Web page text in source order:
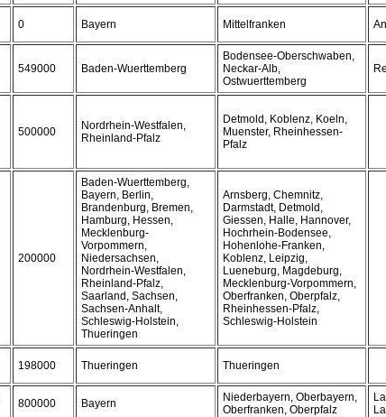
0 Bayern Mittelfranken
549000 Baden-Wuerttemberg
Bodensee-Oberschwaben,
Neckar-Alb,
Ostwuerttemberg
500000
Nordrhein-Westfalen,
Rheinland-Pfalz
Detmold, Koblenz, Koeln,
Muenster, Rheinhessen-
Pfalz
200000
Baden-Wuerttemberg,
Bayern, Berlin,
Brandenburg, Bremen,
Hamburg, Hessen,
Mecklenburg-
Vorpommern,
Niedersachsen,
Nordrhein-Westfalen,
Rheinland-Pfalz,
Saarland, Sachsen,
Sachsen-Anhalt,
Schleswig-Holstein,
Thueringen
Arnsberg, Chemnitz,
Darmstadt, Detmold,
Giessen, Halle, Hannover,
Hochrhein-Bodensee,
Hohenlohe-Franken,
Koblenz, Leipzig,
Lueneburg, Magdeburg,
Mecklenburg-Vorpommern,
Oberfranken, Oberpfalz,
Rheinhessen-Pfalz,
Schleswig-Holstein
198000 Thueringen Thueringen
800000 Bayern
Niederbayern, Oberbayern,
Oberfranken, Oberpfalz